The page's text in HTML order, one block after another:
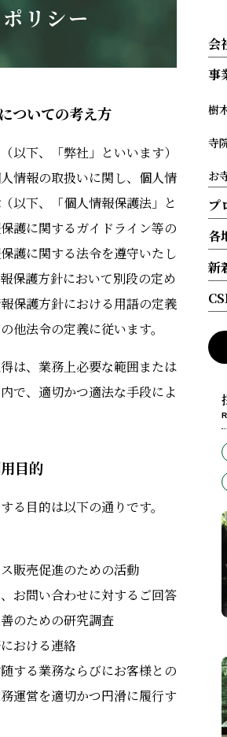
会
事
樹
寺
お
プ
各
新
リシー
ついての考え方
以下、「弊社」といいます）
情報の取扱いに関し、個⼈情
以下、「個⼈情報保護法」と
護に関するガイドライン等の
護に関する法令を遵守いたし
保護⽅針において別段の定め
保護⽅針における⽤語の定義
他法令の定義に従います。
は、業務上必要な範囲または
で、適切かつ適法な⼿段によ
目的
る⽬的は以下の通りです。
販売促進のための活動
お問い合わせに対するご回答
のための研究調査
おける連絡
する業務ならびにお客様との
運営を適切かつ円滑に履⾏す